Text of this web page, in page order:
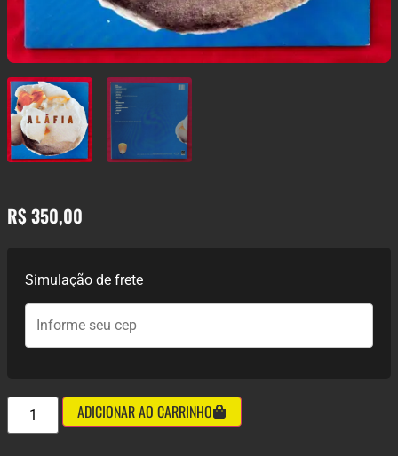
R$350,00
Simulação de frete
ADICIONAR AO CARRINHO